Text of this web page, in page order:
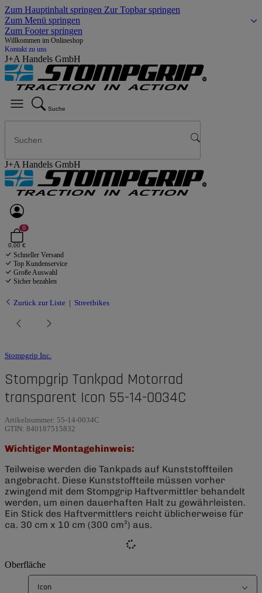
Zum Hauptinhalt springen Zur Topbar springen
Zum Menü springen
Zum Footer springen
Willkommen im Onlineshop
Kontakt zu uns
J+A Handels GmbH
Suche
J+A Handels GmbH
0
0,00 €
Schneller Versand
Top Kundenservice
Große Auswahl
Sicher bezahlen
Zurück zur Liste Streetbikes
Stompgrip Inc.
Stompgrip Tankpad Motorrad
transparent Icon 55-14-0034C
Artikelnummer: 55-14-0034C
GTIN: 840187515832
Wichtiger Montagehinweis:
Teilweise werden die Tankpads auf Kunststoffteilen
angebracht. Diese Kunststoffteile müssen vorher
zwingend mit dem Stompgrip Haftvermittler behandelt
werden, um einen dauerhaften Halt zu gewährleisten.
Ein Stick des Haftvermittlers reicht üblicherweise für
ca. 30 cm x 10 cm (300 cm²) aus.
Oberfläche
Icon